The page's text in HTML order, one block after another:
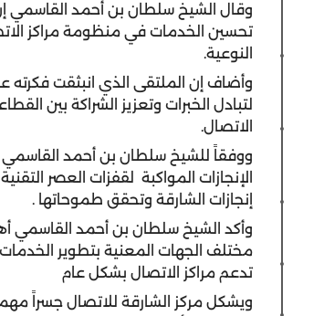
وقال الشيخ سلطان بن أحمد القاسمي إن
تحسين الخدمات في منظومة مراكز
النوعية.
وأضاف إن الملتقى الذي انبثقت
لتبادل الخبرات وتعزيز الشراكة بين
الاتصال.
ووفقاً للشيخ سلطان بن أحمد
الإنجازات المواكبة لقفزات العصر
إنجازات الشارقة وتحقق طموحاتها .
وأكد الشيخ سلطان بن أحمد القاسمي
مختلف الجهات المعنية بتطوير
تدعم مراكز الاتصال بشكل عام
ويشكل مركز الشارقة للاتصال جسراً